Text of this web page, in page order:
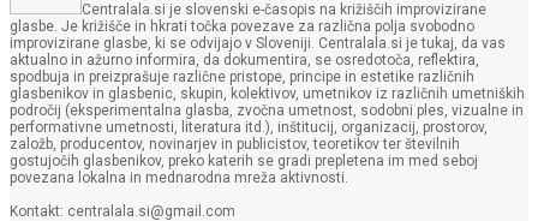
Centralala.si je slovenski e-časopis na križiščih improvizirane
glasbe. Je križišče in hkrati točka povezave za različna polja svobodno
improvizirane glasbe, ki se odvijajo v Sloveniji. Centralala.si je tukaj, da vas
aktualno in ažurno informira, da dokumentira, se osredotoča, reflektira,
spodbuja in preizprašuje različne pristope, principe in estetike različnih
glasbenikov in glasbenic, skupin, kolektivov, umetnikov iz različnih umetniških
področij (eksperimentalna glasba, zvočna umetnost, sodobni ples, vizualne in
performativne umetnosti, literatura itd.), inštitucij, organizacij, prostorov,
založb, producentov, novinarjev in publicistov, teoretikov ter številnih
gostujočih glasbenikov, preko katerih se gradi prepletena im med seboj
povezana lokalna in mednarodna mreža aktivnosti.
Kontakt: centralala.si@gmail.com